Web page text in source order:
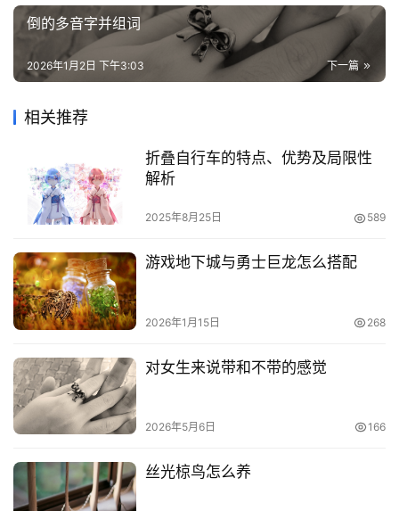
倒的多音字并组词
下一篇
2026年1月2日 下午3:03
相关推荐
折叠自行车的特点、优势及局限性
解析
2025年8月25日 589
游戏地下城与勇士巨龙怎么搭配
2026年1月15日 268
对女生来说带和不带的感觉
2026年5月6日 166
丝光椋鸟怎么养